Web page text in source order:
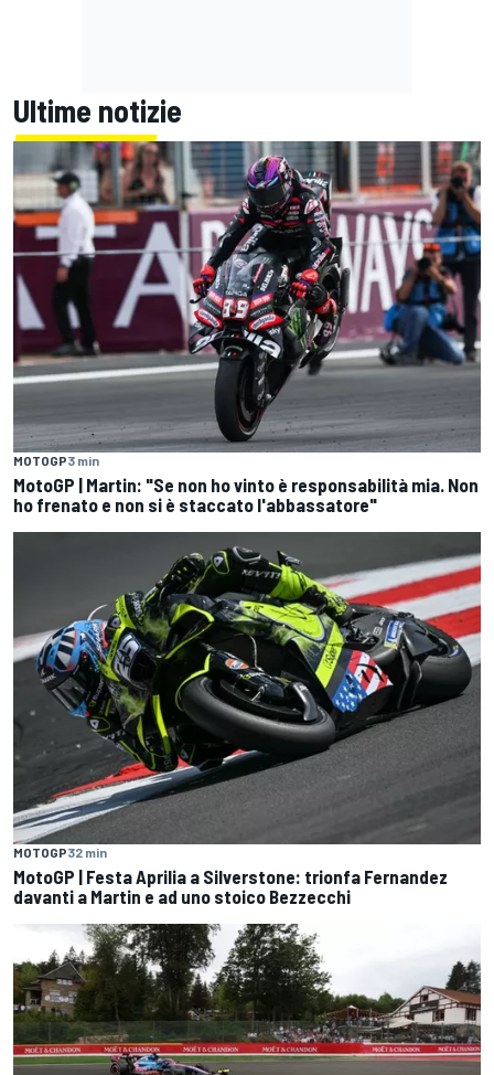
Ultime notizie
MOTOGP3 min
MotoGP | Martin: "Se non ho vinto è responsabilità mia. Non
ho frenato e non si è staccato l'abbassatore"
MOTOGP32 min
MotoGP | Festa Aprilia a Silverstone: trionfa Fernandez
davanti a Martin e ad uno stoico Bezzecchi